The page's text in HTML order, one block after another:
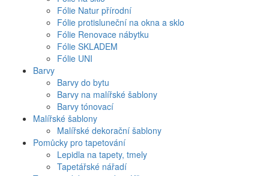
Fólie Natur přírodní
Fólie protisluneční na okna a sklo
Fólie Renovace nábytku
Fólie SKLADEM
Fólie UNI
Barvy
Barvy do bytu
Barvy na malířské šablony
Barvy tónovací
Malířské šablony
Malířské dekorační šablony
Pomůcky pro tapetování
Lepidla na tapety, tmely
Tapetářské nářadí